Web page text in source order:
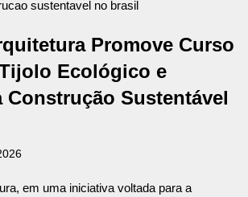
Promove Curso
Ecológico e
Construção Sustentável
em uma iniciativa voltada para a